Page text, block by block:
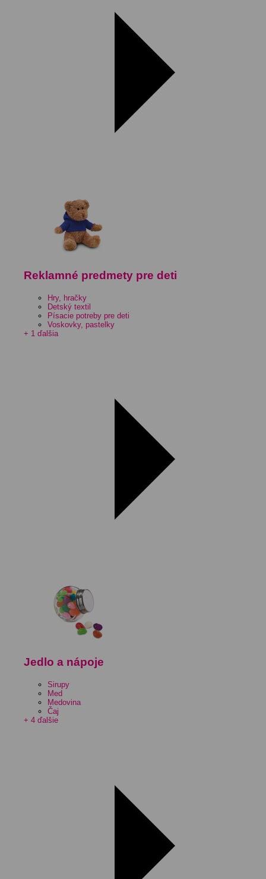
Reklamné predmety pre deti
Hry, hračky
Detský textil
Písacie potreby pre deti
Voskovky, pastelky
+ 1 ďalšia
Jedlo a nápoje
Sirupy
Med
Medovina
Čaj
+ 4 ďalšie